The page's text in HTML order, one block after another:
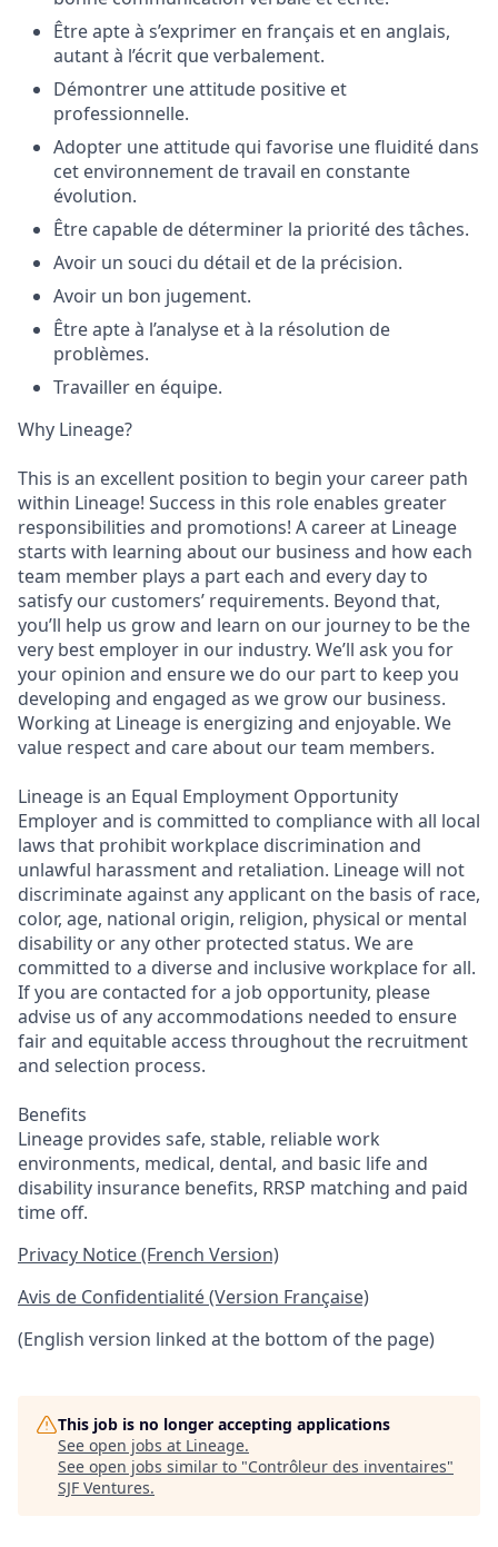
Être apte à s’exprimer en français et en anglais,
autant à l’écrit que verbalement.
Démontrer une attitude positive et
professionnelle.
Adopter une attitude qui favorise une fluidité dans
cet environnement de travail en constante
évolution.
Être capable de déterminer la priorité des tâches.
Avoir un souci du détail et de la précision.
Avoir un bon jugement.
Être apte à l’analyse et à la résolution de
problèmes.
Travailler en équipe.
Why Lineage?
This is an excellent position to begin your career path
within Lineage! Success in this role enables greater
responsibilities and promotions! A career at Lineage
starts with learning about our business and how each
team member plays a part each and every day to
satisfy our customers’ requirements. Beyond that,
you’ll help us grow and learn on our journey to be the
very best employer in our industry. We’ll ask you for
your opinion and ensure we do our part to keep you
developing and engaged as we grow our business.
Working at Lineage is energizing and enjoyable. We
value respect and care about our team members.
Lineage is an Equal Employment Opportunity
Employer and is committed to compliance with all local
laws that prohibit workplace discrimination and
unlawful harassment and retaliation. Lineage will not
discriminate against any applicant on the basis of race,
color, age, national origin, religion, physical or mental
disability or any other protected status. We are
committed to a diverse and inclusive workplace for all.
If you are contacted for a job opportunity, please
advise us of any accommodations needed to ensure
fair and equitable access throughout the recruitment
and selection process.
Benefits
Lineage provides safe, stable, reliable work
environments, medical, dental, and basic life and
disability insurance benefits, RRSP matching and paid
time off.
Privacy Notice (French Version)
Avis de Confidentialité (Version Française)
(English version linked at the bottom of the page)
This job is no longer accepting applications
See open jobs at Lineage.
See open jobs similar to "Contrôleur des inventaires"
SJF Ventures.